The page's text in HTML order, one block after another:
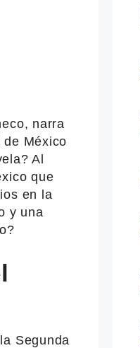
narra
México
Al
que
en la
y una
Segunda